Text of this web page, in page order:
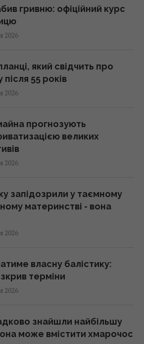
гривню: офіційний курс
2026
який свідчить про
55 років
2026
прогнозують
великих
2026
запідозрили у таємному
материнстві - вона
2026
власну балістику:
терміни
2026
знайшли найбільшу
може вмістити хмарочос